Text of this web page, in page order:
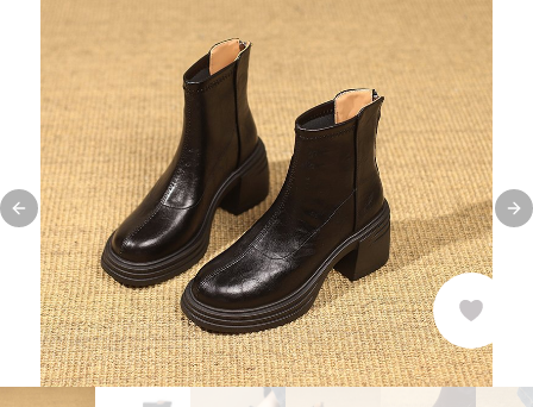
Previous slide